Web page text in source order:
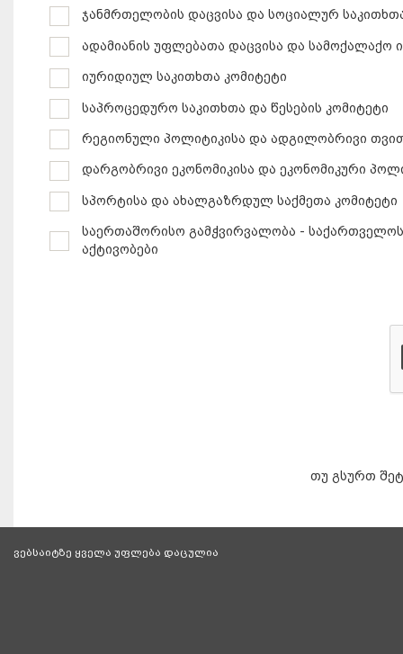
ჯანმრთელობის დაცვისა და სოციალურ
ადამიანის უფლებათა დაცვისა და სამოქალაქო
იურიდიულ საკითხთა კომიტეტი
საპროცედურო საკითხთა და წესების კომიტეტი
რეგიონული პოლიტიკისა და ადგილობრივი
დარგობრივი ეკონომიკისა და ეკონომიკური
სპორტისა და ახალგაზრდულ საქმეთა კომიტეტი
საერთაშორისო გამჭვირვალობა -
აქტივობები
თუ გსურთ
ვებსაიტზე ყველა უფლება დაცულია